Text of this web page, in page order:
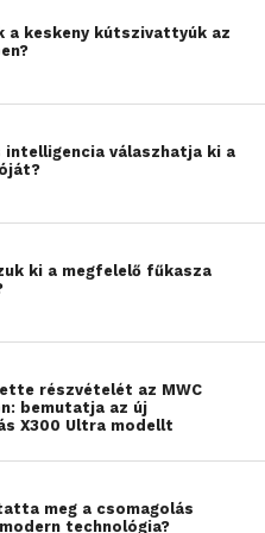
vízen és a
bemutatója is: a
révén a
eddiginél
a helyszínen, akár
A valós idejű,
és a fejlett
emeli a közönség
akár a világ
segítségével
keskeny kútszivattyúk az
intelligencia válaszhatja ki a
ki a megfelelő fűkasza
részvételét az MWC
bemutatja az új
X300 Ultra modellt
meg a csomagolás
technológia?